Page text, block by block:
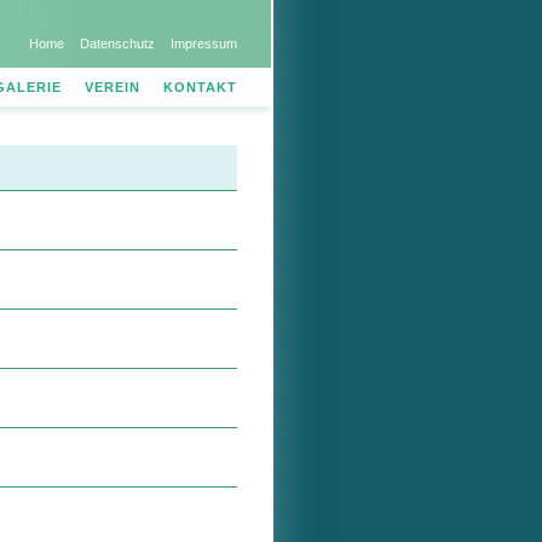
Home Datenschutz Impressum
VEREIN KONTAKT